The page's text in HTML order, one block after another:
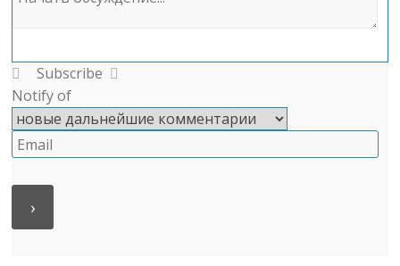
Subscribe
Notify of